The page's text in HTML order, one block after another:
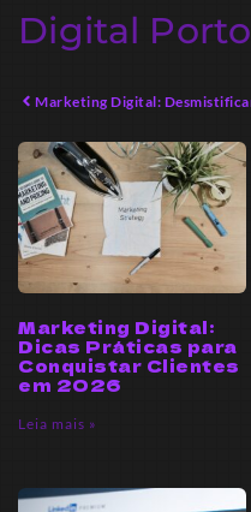
Digital
Marketing Digital:
Dicas Práticas para
Conquistar Clientes
em 2026
Leia mais »